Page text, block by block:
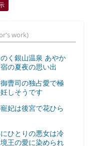
work)
く銀山温泉 あやか
の夏夜の思い出
曹司の独占愛で極
しそうです
妃は後宮で花ひら
ひとりの悪女は冷
王の愛に染められ